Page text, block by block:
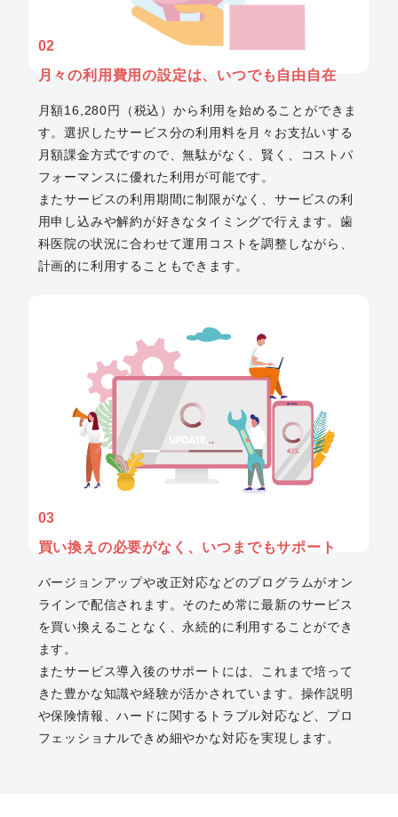
02
月々の利用費用の設定は、 いつでも自由自在
月額16,280円（税込）から利用を始めることができま
す。選択したサービス分の利用料を月々お支払いする
月額課金方式ですので、無駄がなく、賢く、コストパ
フォーマンスに優れた利用が可能です。
またサービスの利用期間に制限がなく、サービスの利
用申し込みや解約が好きなタイミングで行えます。歯
科医院の状況に合わせて運用コストを調整しながら、
計画的に利用することもできます。
03
買い換えの必要がなく、 いつまでもサポート
バージョンアップや改正対応などのプログラムがオン
ラインで配信されます。そのため常に最新のサービス
を買い換えることなく、永続的に利用することができ
ます。
またサービス導入後のサポートには、これまで培って
きた豊かな知識や経験が活かされています。操作説明
や保険情報、ハードに関するトラブル対応など、プロ
フェッショナルできめ細やかな対応を実現します。